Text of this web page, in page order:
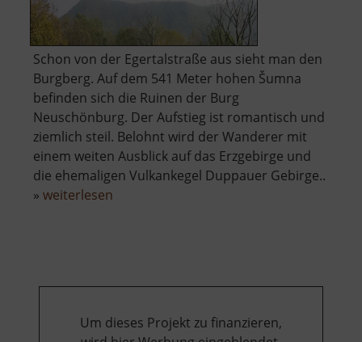
Schon von der Egertalstraße aus sieht man den
Burgberg. Auf dem 541 Meter hohen Šumna
befinden sich die Ruinen der Burg
Neuschönburg. Der Aufstieg ist romantisch und
ziemlich steil. Belohnt wird der Wanderer mit
einem weiten Ausblick auf das Erzgebirge und
die ehemaligen Vulkankegel Duppauer Gebirge..
» weiterlesen
Um dieses Projekt zu finanzieren,